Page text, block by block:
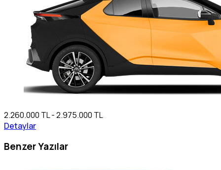
2.260.000 TL - 2.975.000 TL
Detaylar
Benzer Yazılar